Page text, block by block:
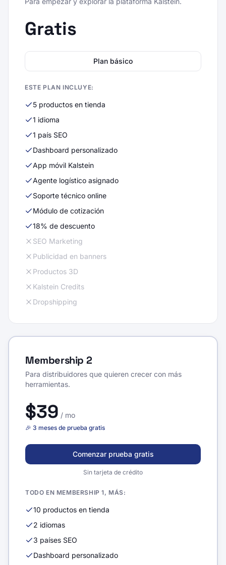
Gratis
Plan básico
ESTE PLAN INCLUYE:
5 productos en tienda
1 idioma
1 país SEO
Dashboard personalizado
App móvil Kalstein
Agente logístico asignado
Soporte técnico online
Módulo de cotización
18% de descuento
SEO Marketing
Publicidad en banners
Productos 3D
Kalstein Credits
Dropshipping
Membership 2
Para distribuidores que quieren crecer con más
herramientas.
$39 / mo
🎉 3 meses de prueba gratis
Comenzar prueba gratis
Sin tarjeta de crédito
TODO EN MEMBERSHIP 1, MÁS:
10 productos en tienda
2 idiomas
3 países SEO
Dashboard personalizado